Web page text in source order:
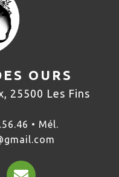
OURS
25500 Les Fins
• Mél.